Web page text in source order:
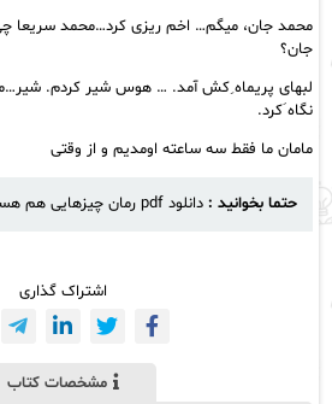
محمد جان، میگم… اخم ریزی کرد…محمد سریعا
جان؟
لبهای پریماه ِکش آمد. … هوس شیر کردم.
نگاه َکرد.
مامان ما فقط سه ساعته اومدیم و از وقتی
حتما بخوانید : دانلود pdf رمان چیزهایی هم هست از مهسا نجف زاده
اشتراک گذاری
مشخصات کتاب